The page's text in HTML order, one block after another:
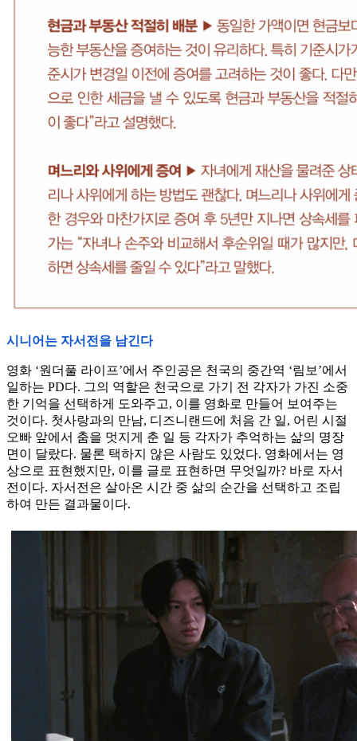
시니어는 자서전을 남긴다
영화 ‘원더풀 라이프’에서 주인공은 천국의 중간역 ‘림보’에서
일하는 PD다. 그의 역할은 천국으로 가기 전 각자가 가진 소중
한 기억을 선택하게 도와주고, 이를 영화로 만들어 보여주는
것이다. 첫사랑과의 만남, 디즈니랜드에 처음 간 일, 어린 시절
오빠 앞에서 춤을 멋지게 춘 일 등 각자가 추억하는 삶의 명장
면이 달랐다. 물론 택하지 않은 사람도 있었다. 영화에서는 영
상으로 표현했지만, 이를 글로 표현하면 무엇일까? 바로 자서
전이다. 자서전은 살아온 시간 중 삶의 순간을 선택하고 조립
하여 만든 결과물이다.